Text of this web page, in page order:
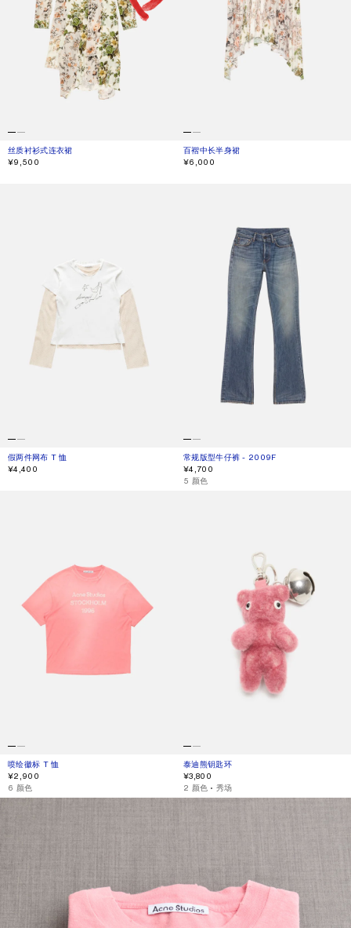
丝质衬衫式连衣裙
当前颜色： BEIGE/WHITE
價格：¥9,500。
¥9,500
百褶中长半身裙
当前颜色： 米色/白色
價格：¥6,000。
¥6,000
假两件网布 T 恤
当前颜色： 灰白色
價格：¥4,400。
¥4,400
常规版型牛仔裤 - 2009F
当前颜色： 中蓝色
價格：¥4,700。
¥4,700
,5 颜色
喷绘徽标 T 恤
当前颜色： 探戈粉
價格：¥2,900。
¥2,900
,6 颜色
泰迪熊钥匙环
当前颜色： 浆果粉色
價格：¥3,800。
¥3,800
,2 颜色 ,秀场